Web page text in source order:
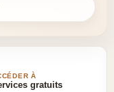
À
gratuits